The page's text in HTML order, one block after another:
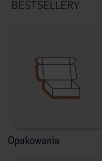
BESTSELLERY
Opakowania